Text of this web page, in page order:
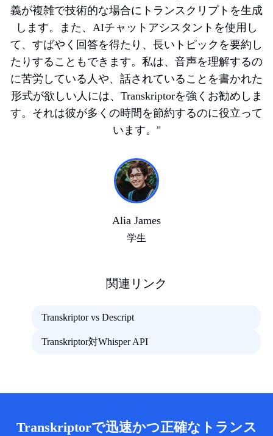
義が複雑で技術的な場合にトランスクリプトを生成
します。また、AIチャットアシスタントを使用し
て、すばやく回答を得たり、長いトピックを要約し
たりすることもできます。私は、音声を理解するの
に苦労している人や、話されていることを書かれた
形式が欲しい人には、Transkriptorを強くお勧めしま
す。それは彼が多くの時間を節約するのに役立って
います。 "
Alia James
学生
関連リンク
Transkriptor vs Descript
Transkriptor対Whisper API
Transkriptorで迅速かつ正確なトランス